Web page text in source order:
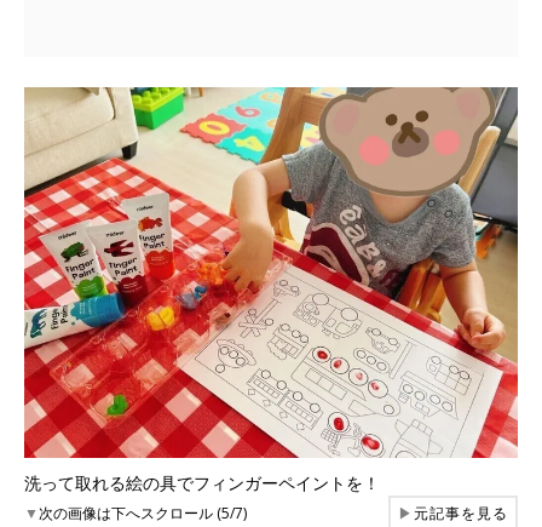
洗って取れる絵の具でフィンガーペイントを！
▼次の画像は下へスクロール (5/7) ▶元記事を見る